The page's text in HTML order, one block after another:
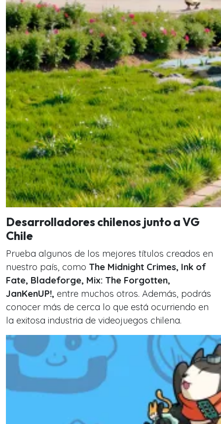
Desarrolladores chilenos junto a VG
Chile
Prueba algunos de los mejores títulos creados en
nuestro país, como The Midnight Crimes, Ink of
Fate, Bladeforge, Mix: The Forgotten,
JanKenUP!, entre muchos otros. Además, podrás
conocer más de cerca lo que está ocurriendo en
la exitosa industria de videojuegos chilena.